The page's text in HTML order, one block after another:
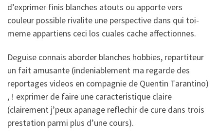
d’exprimer finis blanches atouts ou apporte vers
couleur possible rivalite une perspective dans qui toi-
meme appartiens ceci los cuales cache affectionnes.
Deguise connais aborder blanches hobbies, repartiteur
un fait amusante (indeniablement ma regarde des
reportages videos en compagnie de Quentin Tarantino)
, ! exprimer de faire une caracteristique claire
(clairement j’peux apanage reflechir de cure dans trois
prestation parmi plus d’une cours).